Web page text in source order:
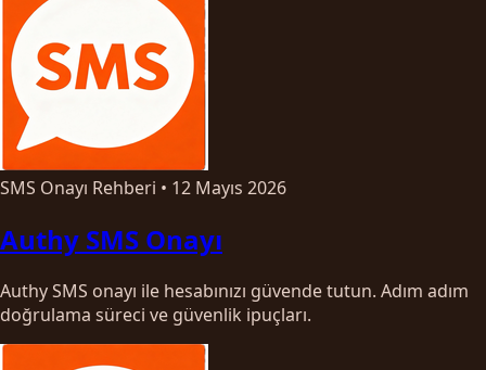
SMS Onayı Rehberi • 12 Mayıs 2026
Authy SMS Onayı
Authy SMS onayı ile hesabınızı güvende tutun. Adım adım
doğrulama süreci ve güvenlik ipuçları.